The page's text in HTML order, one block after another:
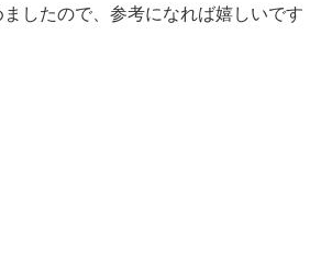
したので、参考になれば嬉しいです